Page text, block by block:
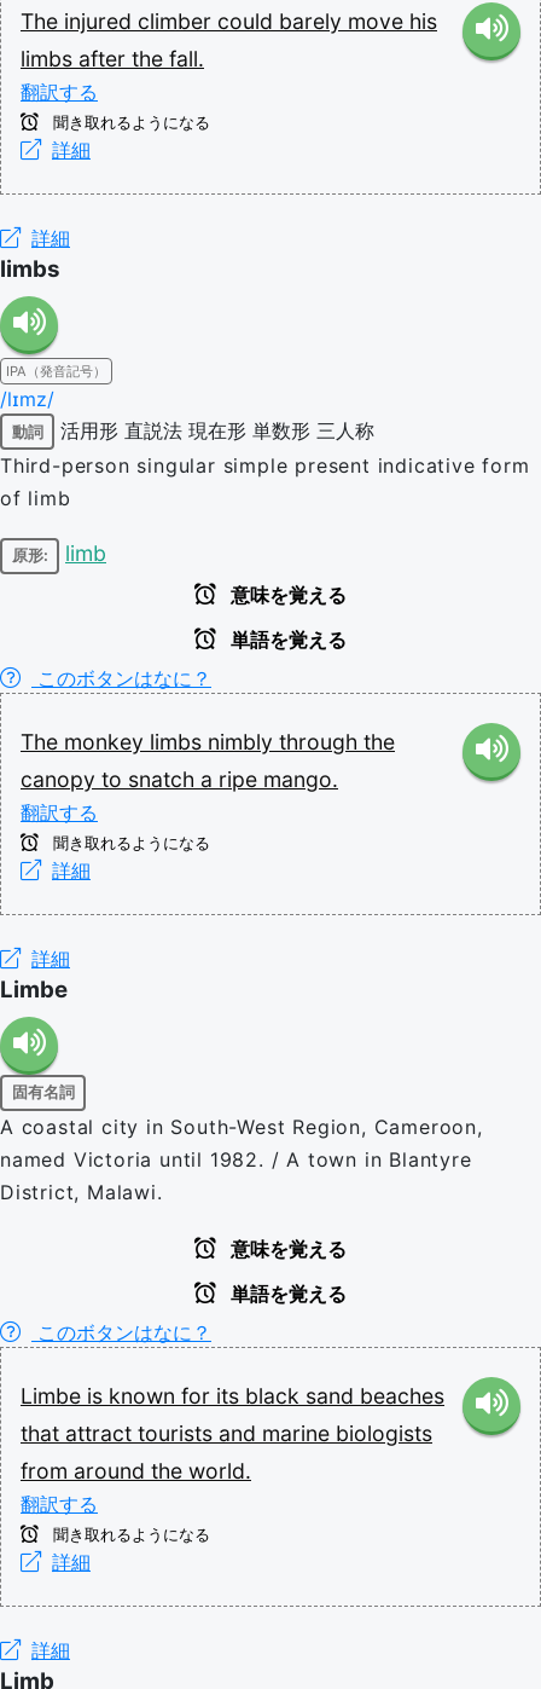
The injured climber could barely move his
limbs after the fall.
翻訳する
聞き取れるようになる
詳細
詳細
limbs
IPA（発音記号）
/lɪmz/
動詞 活用形 直説法 現在形 単数形 三人称
Third-person singular simple present indicative form
of limb
原形: limb
意味を覚える
単語を覚える
このボタンはなに？
The monkey limbs nimbly through the
canopy to snatch a ripe mango.
翻訳する
聞き取れるようになる
詳細
詳細
Limbe
固有名詞
A coastal city in South-West Region, Cameroon,
named Victoria until 1982. / A town in Blantyre
District, Malawi.
意味を覚える
単語を覚える
このボタンはなに？
Limbe is known for its black sand beaches
that attract tourists and marine biologists
from around the world.
翻訳する
聞き取れるようになる
詳細
詳細
Limb